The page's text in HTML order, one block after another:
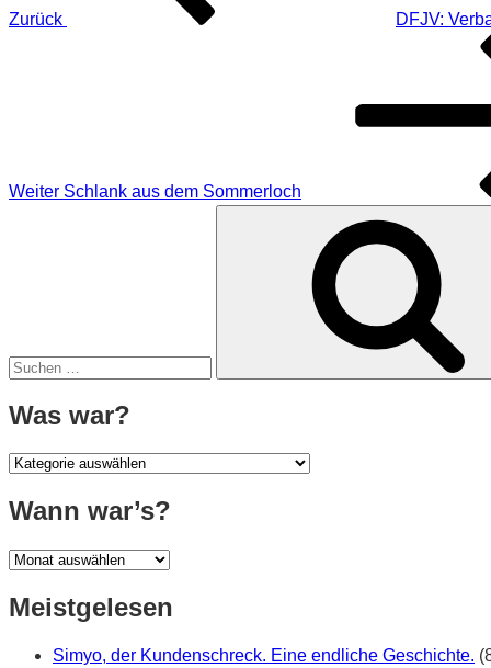
Zurück
DFJV:
Weiter Schlank aus dem Sommerloch
Was war?
Was
Wann war’s?
Wann
Meistgelesen
Simyo, der Kundenschreck. Eine endliche Geschichte.